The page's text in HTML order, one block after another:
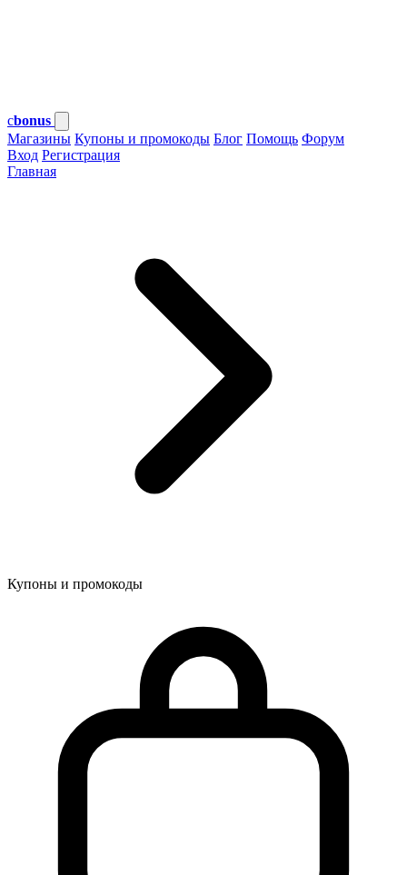
cbonus
Магазины Купоны и промокоды Блог Помощь Форум
Вход Регистрация
Главная
Купоны и промокоды